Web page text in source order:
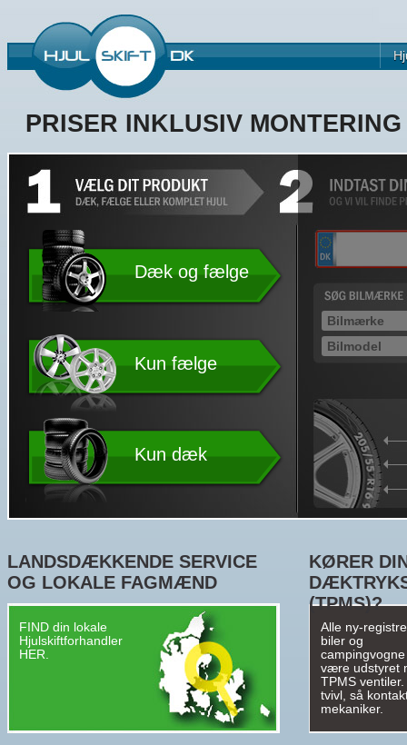
PRISER INKLUSIV
Dæk og fælge
Kun fælge
Kun dæk
LANDSDÆKKENDE SERVICE
OG LOKALE FAGMÆND
FIND din lokale
Hjulskiftforhandler
HER.
KØRER
(TPMS)?
Alle ny-
biler og
campingvogne
være udstyret
TPMS
tvivl, så
mekaniker.